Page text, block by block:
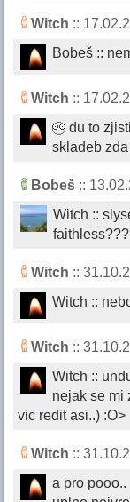
Witch ::
Bobeš ::
Witch ::
du to
skladeb
Bobeš ::
Witch ::
Witch ::
Witch ::
Witch ::
Witch ::
nejak se mi
vic redit asi..) :O>
Witch ::
a pro pooo..